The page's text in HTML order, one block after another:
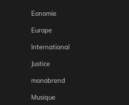
Eonomie
Europe
International
Justice
monobrend
Musique